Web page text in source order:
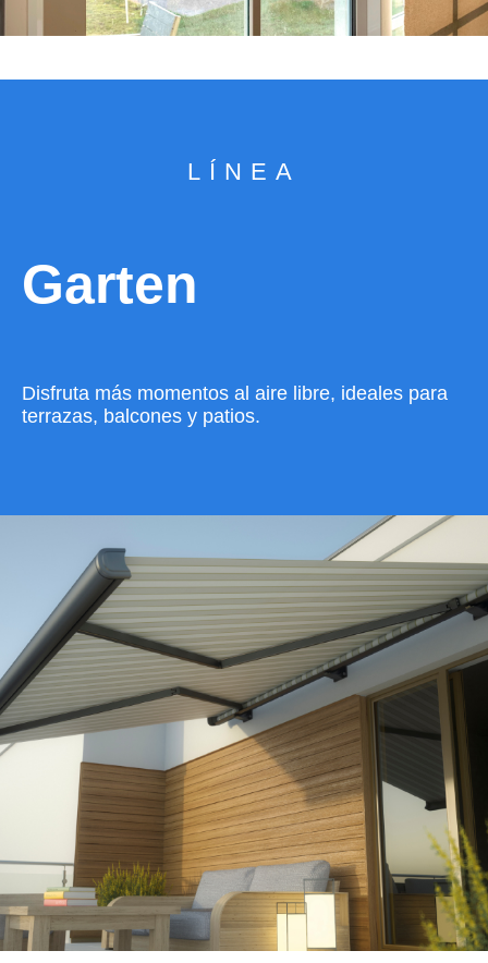
LÍNEA
Garten
Disfruta más momentos al aire libre, ideales para
terrazas, balcones y patios.
VER CATÁLOGO